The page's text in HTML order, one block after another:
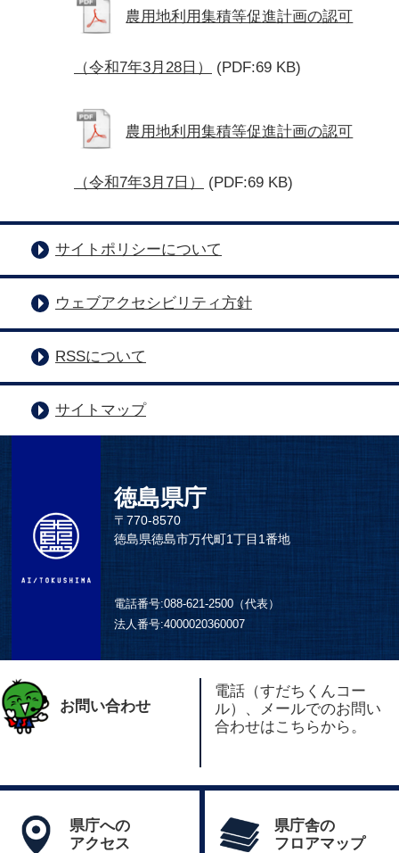
農用地利用集積等促進計画の認可
（令和7年3月28日） (PDF:69 KB)
農用地利用集積等促進計画の認可
（令和7年3月7日） (PDF:69 KB)
サイトポリシーについて
ウェブアクセシビリティ方針
RSSについて
サイトマップ
徳島県庁
〒770-8570
徳島県徳島市万代町1丁目1番地
電話番号:088-621-2500（代表）
法人番号:4000020360007
お問い合わせ
電話（すだちくんコー
ル）、メールでのお問い
合わせはこちらから。
県庁への
アクセス
県庁舎の
フロアマップ